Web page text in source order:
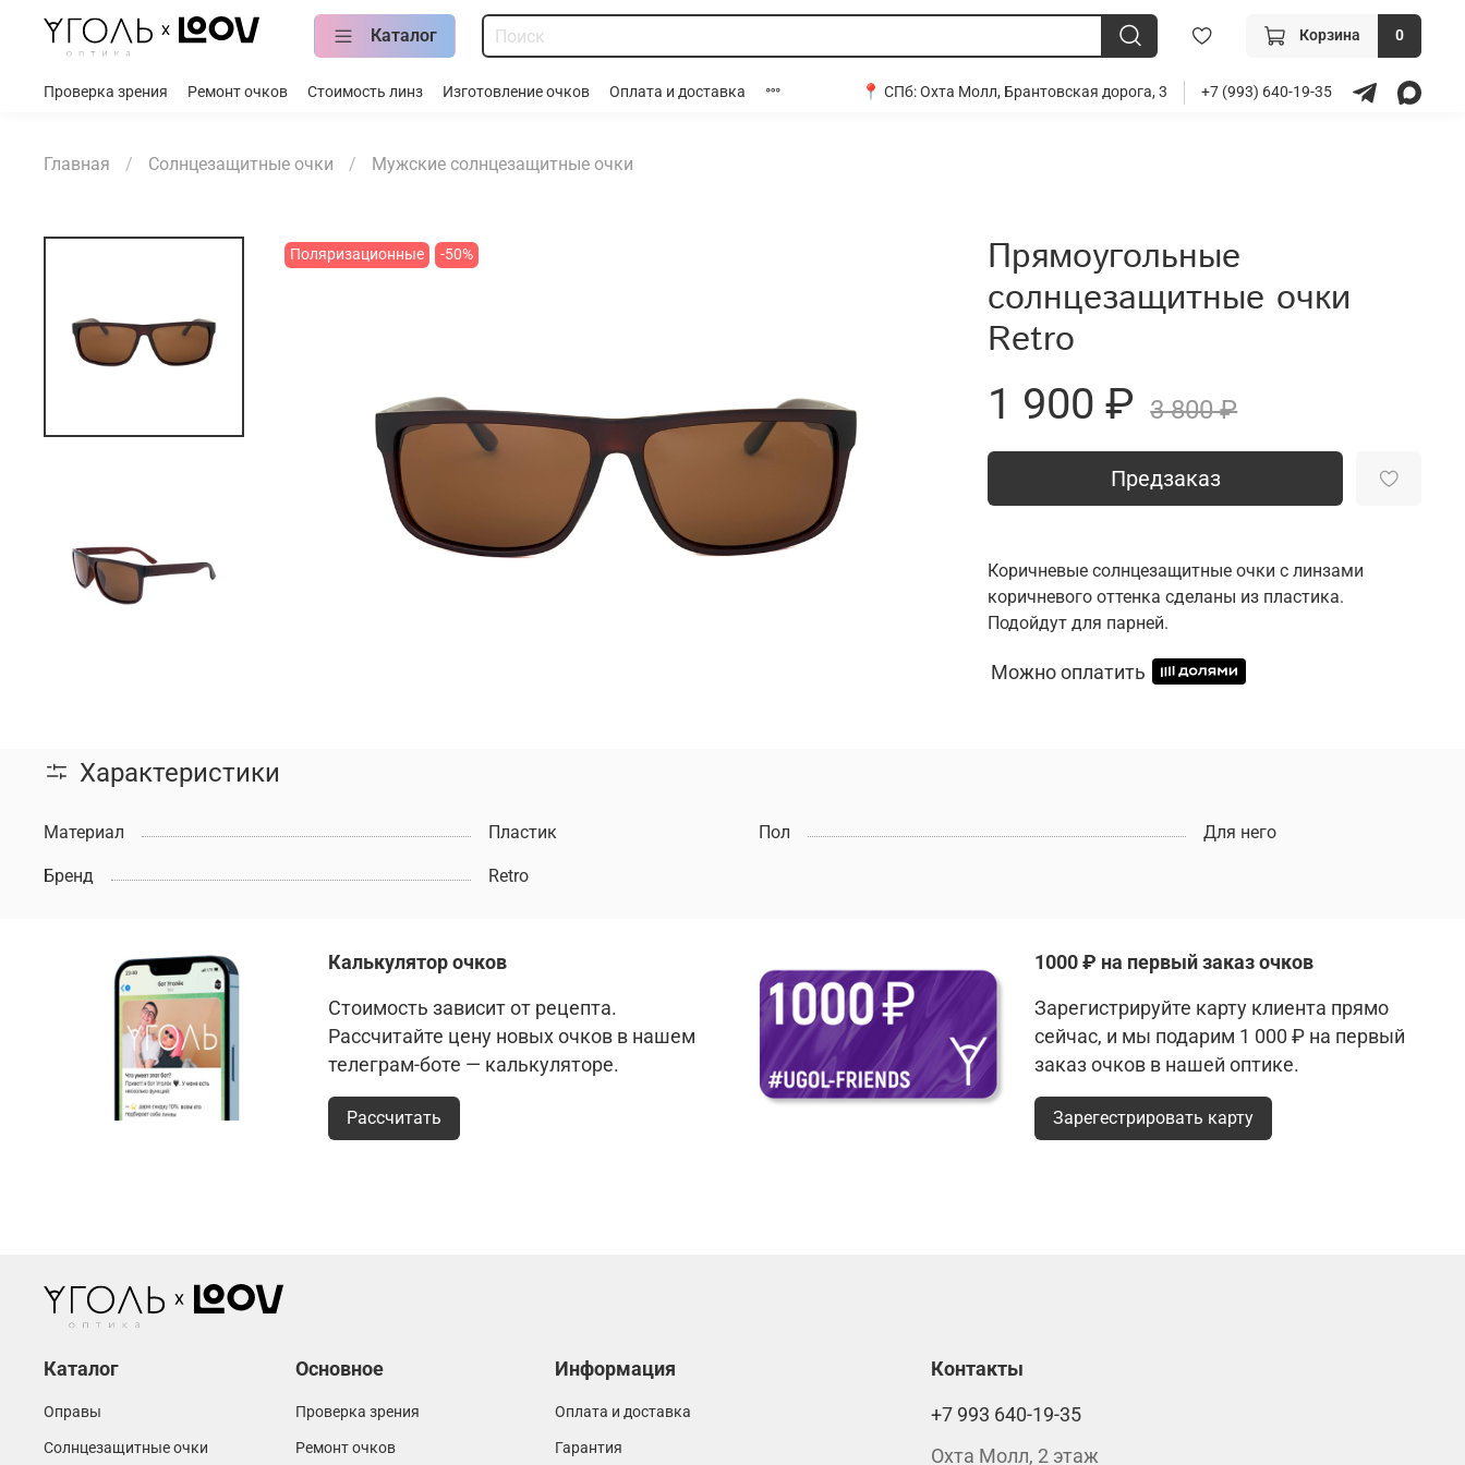
Каталог Корзина 0
Проверка зрения Ремонт очков Стоимость линз Изготовление очков Оплата и доставка 📍 СПб:Охта Молл, Брантовская дорога, 3 +7 (993) 640-19-35
Главная Солнцезащитные очки Мужские солнцезащитные очки
Поляризационные -50%
Прямоугольные
солнцезащитные очки
Retro
1 900 ₽ 3 800 ₽
Предзаказ
Коричневые солнцезащитные очки с линзами
коричневого оттенка сделаны из пластика.
Подойдут для парней.
Можно оплатить
Характеристики
Материал Пластик Пол Для него
Бренд Retro
Калькулятор очков
Стоимость зависит от рецепта.
Рассчитайте цену новых очков в нашем
телеграм-боте — калькуляторе.
Рассчитать
1000 ₽ на первый заказ очков
Зарегистрируйте карту клиента прямо
сейчас, и мы подарим 1 000 ₽ на первый
заказ очков в нашей оптике.
Зарегестрировать карту
Каталог
Оправы
Солнцезащитные очки
Основное
Проверка зрения
Ремонт очков
Информация
Оплата и доставка
Гарантия
Контакты
+7 993 640-19-35
Охта Молл, 2 этаж